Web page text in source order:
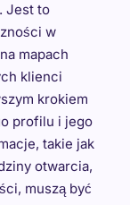
Jest to
w
mapach
klienci
krokiem
profilu i jego
takie jak
otwarcia,
muszą być